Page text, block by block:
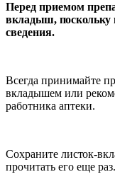
Перед приемом
вкладыш, поскольку
сведения.
Всегда принимайте
вкладышем или
работника аптеки.
Сохраните листок-
прочитать его еще раз.